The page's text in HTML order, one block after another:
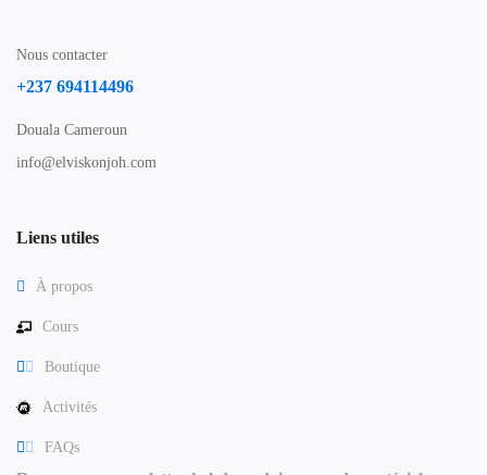
Nous contacter
+237 694114496
Douala Cameroun
info@elviskonjoh.com
Liens utiles
À propos
Cours
Boutique
Activités
FAQs